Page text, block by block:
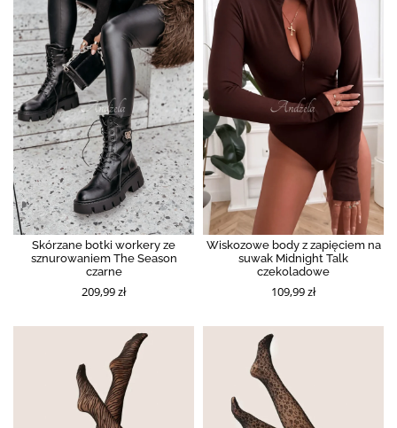
Skórzane botki workery ze
sznurowaniem The Season
czarne
209,99 zł
Wiskozowe body z zapięciem na
suwak Midnight Talk
czekoladowe
109,99 zł